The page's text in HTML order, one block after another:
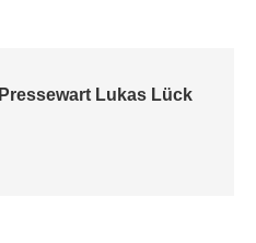
Pressewart Lukas Lück